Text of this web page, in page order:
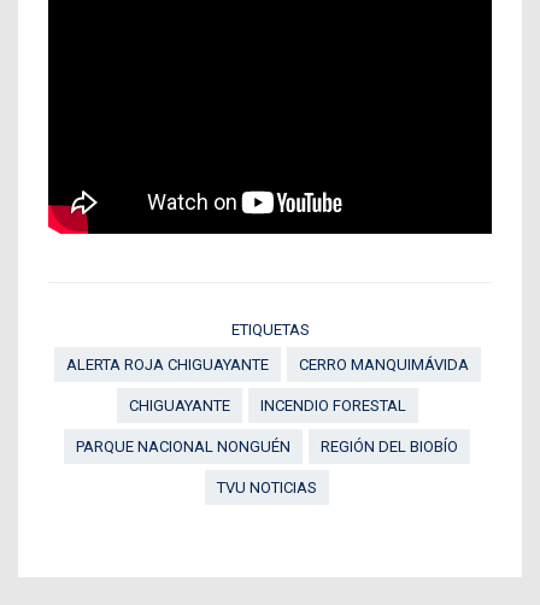
ETIQUETAS
ALERTA ROJA CHIGUAYANTE
CERRO MANQUIMÁVIDA
CHIGUAYANTE INCENDIO FORESTAL
PARQUE NACIONAL NONGUÉN REGIÓN DEL BIOBÍO
TVU NOTICIAS